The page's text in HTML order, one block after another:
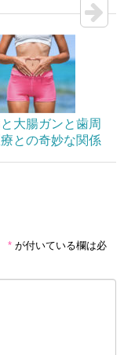
大腸ガンと歯周
との奇妙な関係
* が付いている欄は必